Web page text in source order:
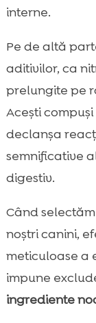
interne.
Pe de altă
aditivilor, ca
prelungite pe
Acești
declanșa
semnificative
digestiv.
Când
noștri canini,
meticuloase a
impune
ingrediente